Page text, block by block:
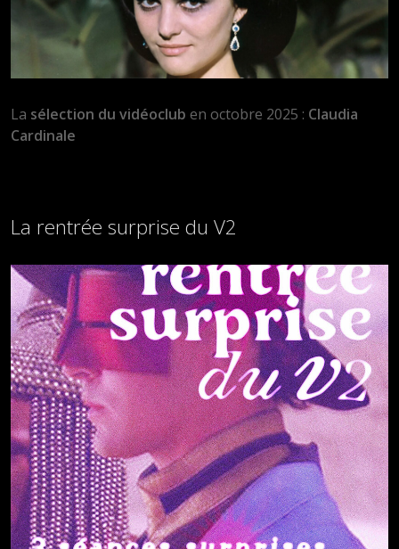
La sélection du vidéoclub en octobre 2025 : Claudia
Cardinale
La rentrée surprise du V2